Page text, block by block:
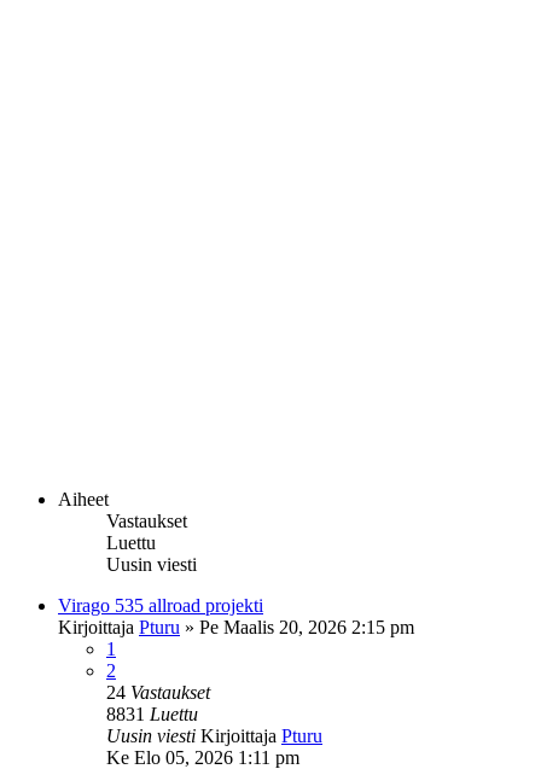
Aiheet
Vastaukset
Luettu
Uusin viesti
Virago 535 allroad projekti
Kirjoittaja Pturu » Pe Maalis 20, 2026 2:15 pm
1
2
24 Vastaukset
8831 Luettu
Uusin viesti Kirjoittaja Pturu
Ke Elo 05, 2026 1:11 pm